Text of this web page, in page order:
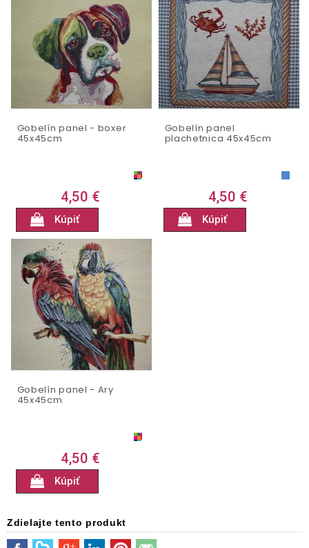
Gobelín panel - boxer
45x45cm
4,50 €
Kúpiť
Gobelín panel
plachetnica 45x45cm
4,50 €
Kúpiť
Gobelín panel - Ary
45x45cm
4,50 €
Kúpiť
Zdielajte tento produkt